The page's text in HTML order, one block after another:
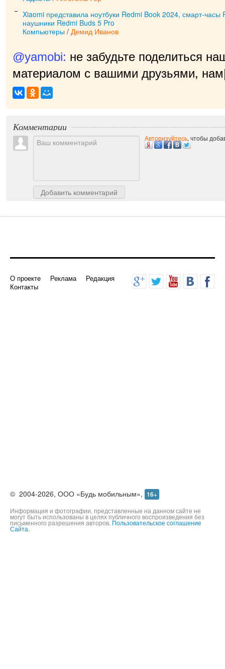
Xiaomi представила ноутбуки Redmi Book 2024, смарт-часы
наушники Redmi Buds 5 Pro
Компьютеры / Демид Иванов
@yamobi: не забудьте поделиться
материалом с вашими друзьями, нам
Комментарии
Добавить комментарий
Авторизуйтесь, чтобы
О проекте Реклама
Редакция
Контакты
© 2004-2026, ООО «Будь мобильным», 16+
Информация и фотографии, представленные на данном сайте не
могут быть использованы в целях публичного воспроизведения без
письменного разрешения авторов. Пользовательское соглашение
Сайта.